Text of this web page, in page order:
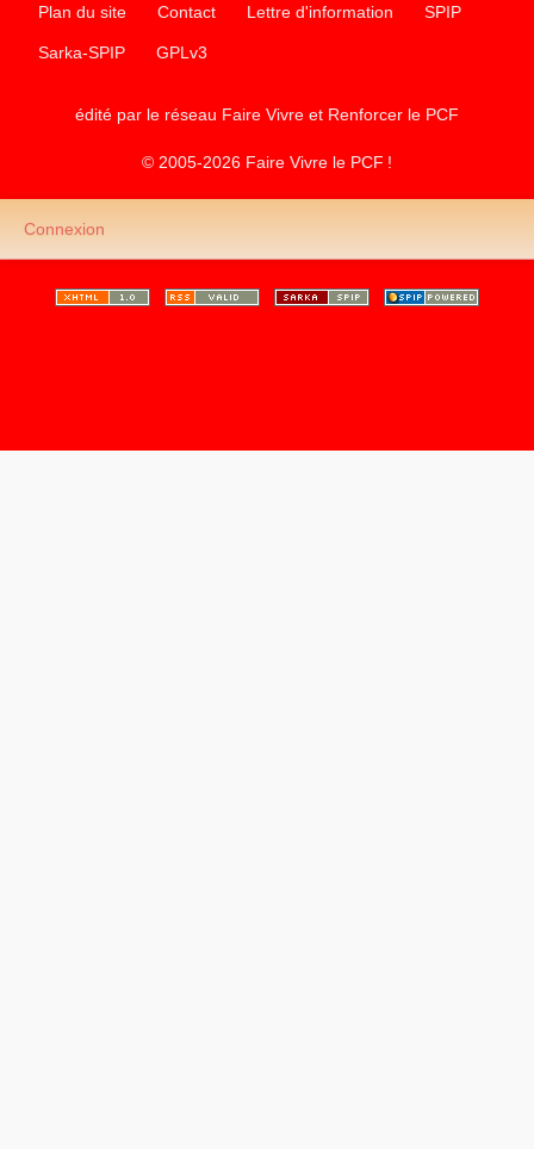
Plan du site Contact Lettre d'information SPIP
Sarka-SPIP GPLv3
édité par le réseau Faire Vivre et Renforcer le PCF
© 2005-2026 Faire Vivre le PCF !
Connexion